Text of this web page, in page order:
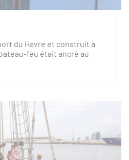
du Havre et construit à
feu était ancré au